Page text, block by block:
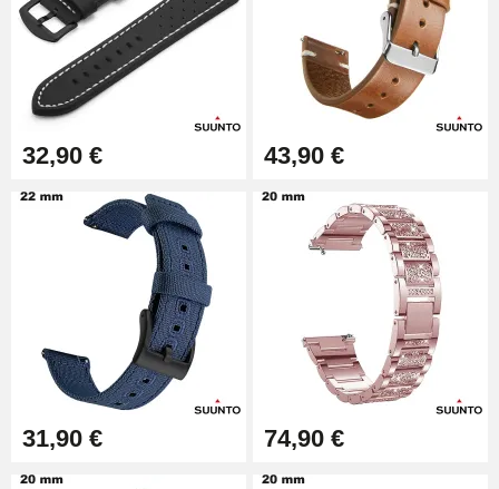
Pince à Poinçonner (pince trou)
Pince Trou pour Bracelet de
10,90 €
Kit Horlogerie Débutant
26,90 €
Boîte Pompe Bracelet Montre -
Diamètre 1,50 mm - 8 à 25 mm
32,90 € 43,90 €
31,90 € 74,90 €